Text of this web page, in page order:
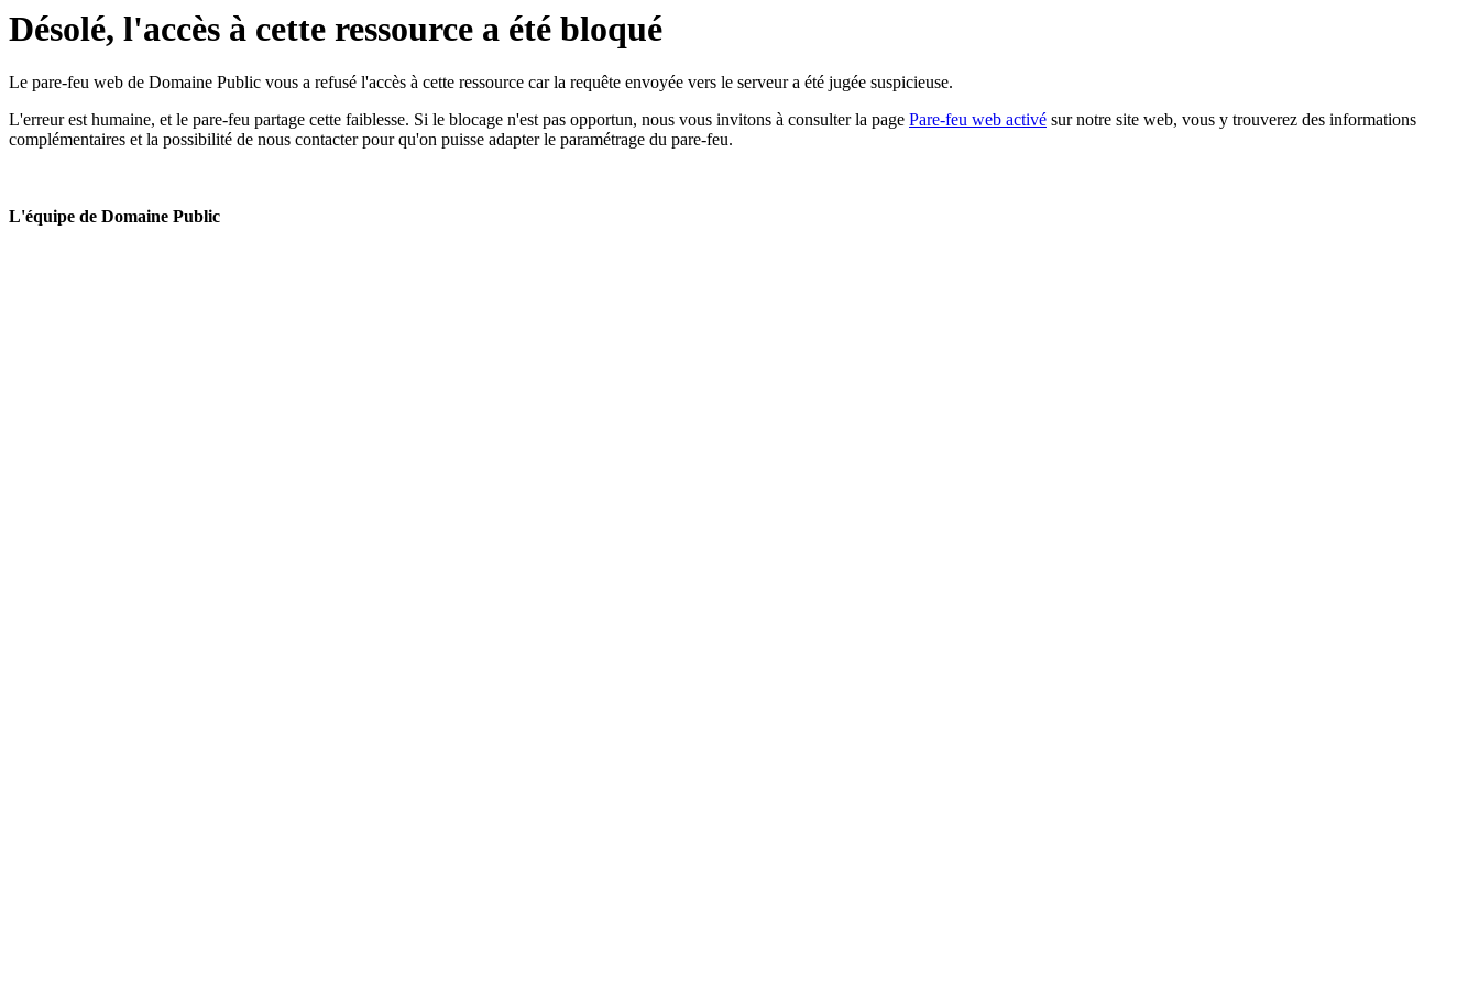
Désolé, l'accès à cette ressource a été bloqué
Le pare-feu web de Domaine Public vous a refusé l'accès à cette ressource car la requête envoyée vers le serveur a été jugée suspicieuse.
L'erreur est humaine, et le pare-feu partage cette faiblesse. Si le blocage n'est pas opportun, nous vous invitons à consulter la page Pare-feu web activé sur notre site web, vous y trouverez des informations
complémentaires et la possibilité de nous contacter pour qu'on puisse adapter le paramétrage du pare-feu.
L'équipe de Domaine Public